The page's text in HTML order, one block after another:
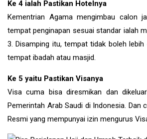
Ke 4 ialah Pastikan Hotelnya
Kementrian Agama mengimbau calon
tempat penginapan sesuai standar ialah
3. Disamping itu, tempat tidak boleh
tempat ibadah atau masjid.
Ke 5 yaitu Pastikan Visanya
Visa cuma bisa diresmikan dan
Pemerintah Arab Saudi di Indonesia. Dan
Resmi yang mempunyai izin mengurus